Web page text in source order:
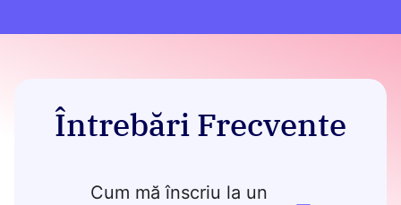
Întrebări Frecvente
Cum mă înscriu la un